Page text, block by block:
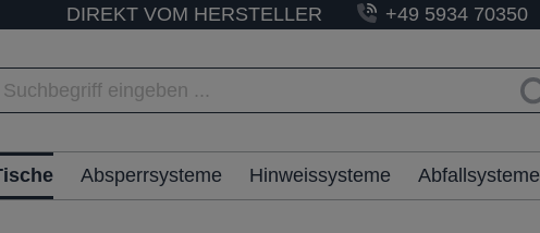
DIREKT VOM HERSTELLER +49 5934 70350
Absperrsysteme Hinweissysteme Abfallsysteme